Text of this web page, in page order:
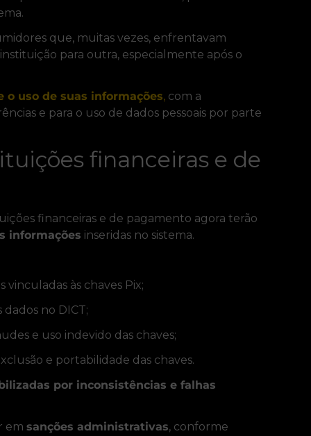
que, muitas vezes, enfrentavam
para outra, especialmente após o
o uso de suas informações, com a
e para o uso de dados pessoais por parte
financeiras e de
financeiras e de pagamento agora terão
informações inseridas no sistema.
às chaves Pix;
no DICT;
e uso indevido das chaves;
e portabilidade das chaves.
por inconsistências e falhas
em sanções administrativas, conforme